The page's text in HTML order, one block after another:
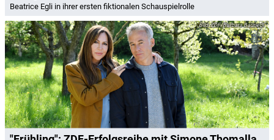
Beatrice Egli in ihrer ersten fiktionalen Schauspielrolle
ZDF/Barbara Bauriedl